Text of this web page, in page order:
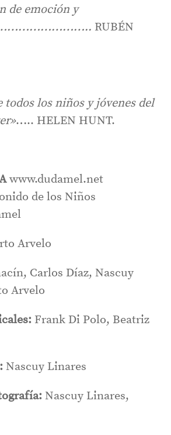
de emoción y
RUBÉN
todos los niños y jóvenes del
….. HELEN HUNT.
www.dudamel.net
de los Niños
Arvelo
Carlos Díaz, Nascuy
Arvelo
Frank Di Polo, Beatriz
Nascuy Linares
Nascuy Linares,